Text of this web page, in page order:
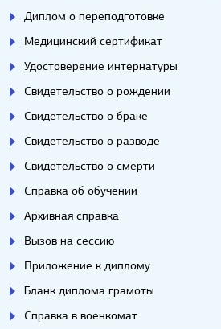
Диплом о переподготовке
Медицинский сертификат
Удостоверение интернатуры
Свидетельство о рождении
Свидетельство о браке
Свидетельство о разводе
Свидетельство о смерти
Справка об обучении
Архивная справка
Вызов на сессию
Приложение к диплому
Бланк диплома грамоты
Справка в военкомат